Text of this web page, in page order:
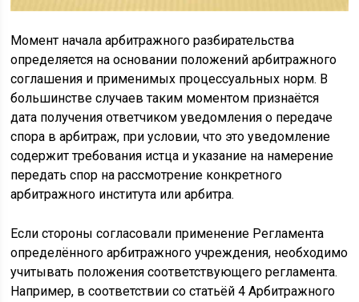
Момент начала арбитражного разбирательства
определяется на основании положений арбитражного
соглашения и применимых процессуальных норм. В
большинстве случаев таким моментом признаётся
дата получения ответчиком уведомления о передаче
спора в арбитраж, при условии, что это уведомление
содержит требования истца и указание на намерение
передать спор на рассмотрение конкретного
арбитражного института или арбитра.
Если стороны согласовали применение Регламента
определённого арбитражного учреждения, необходимо
учитывать положения соответствующего регламента.
Например, в соответствии со статьёй 4 Арбитражного